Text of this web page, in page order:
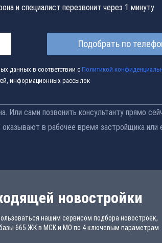
и специалист перезвонит через 1 минуту
Подобрать по
данных в соответствии с Политикой
информационных рассылок
сами позвонить консультанту прямо
оказывают в рабочее время застройщика или
новостройки
нашим сервисом подбора новостроек,
665 ЖК в МСК и МО по 4 ключевым параметрам